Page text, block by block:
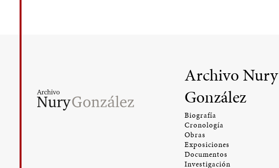
Archivo Nury
González
Biografía
Cronología
Obras
Exposiciones
Documentos
Investigación